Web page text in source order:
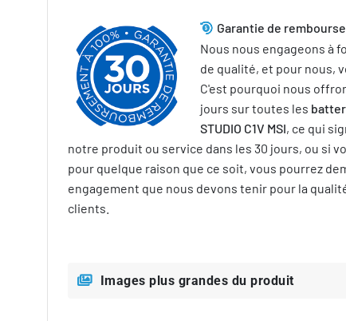
Garantie de
Nous nous engageons à
de qualité, et pour nous,
C'est pourquoi nous
jours sur toutes les
STUDIO C1V MSI, ce qui
notre produit ou service dans les 30 jours, ou si
pour quelque raison que ce soit, vous pourrez
engagement que nous devons tenir pour la
clients.
Images plus grandes du produit